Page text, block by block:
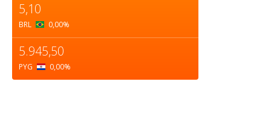
5,10
BRL 0,00%
5.945,50
PYG 0,00%